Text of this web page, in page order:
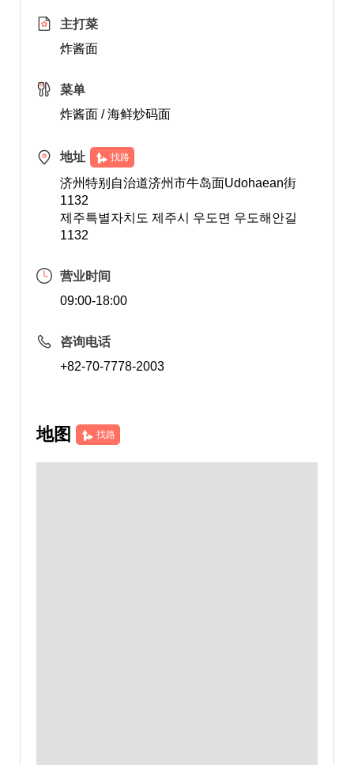
主打菜
炸酱面
菜单
炸酱面 / 海鲜炒码面
地址 找路
济州特别自治道济州市牛岛面Udohaean街
1132
제주특별자치도 제주시 우도면 우도해안길
1132
营业时间
09:00-18:00
咨询电话
+82-70-7778-2003
地图 找路